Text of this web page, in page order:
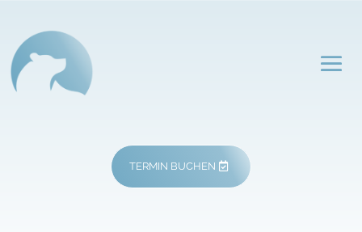
TERMIN BUCHEN